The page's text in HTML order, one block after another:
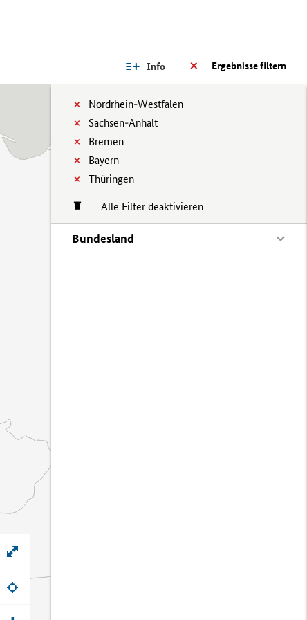
Ergebnisse filtern
Info
Nordrhein-Westfalen
Sachsen-Anhalt
Bremen
Bayern
Thüringen
Alle Filter deaktivieren
Bundesland